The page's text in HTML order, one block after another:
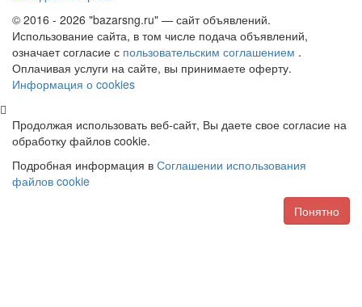
© 2016 - 2026 "bazarsng.ru" — сайт объявлений.
Использование сайта, в том числе подача объявлений,
означает согласие с пользовательским соглашением .
Оплачивая услуги на сайте, вы принимаете оферту.
Информация о cookies
Продолжая использовать веб-сайт, Вы даете свое согласие на
обработку файлов cookie.
Подробная информация в Соглашении использования
файлов cookie
Понятно